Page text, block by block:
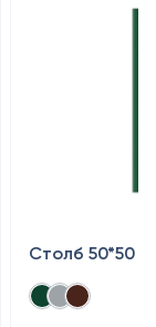
Столб 50*50